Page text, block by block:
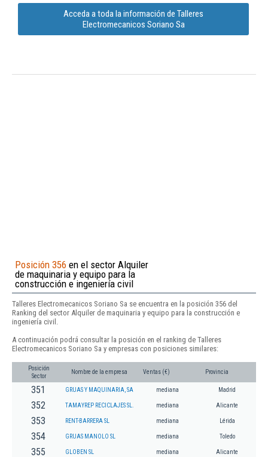
Acceda a toda la información de Talleres
Electromecanicos Soriano Sa
Posición 356 en el sector Alquiler
de maquinaria y equipo para la
construcción e ingeniería civil
Talleres Electromecanicos Soriano Sa se encuentra en la posición 356 del
Ranking del sector Alquiler de maquinaria y equipo para la construcción e
ingeniería civil.
A continuación podrá consultar la posición en el ranking de Talleres
Electromecanicos Soriano Sa y empresas con posiciones similares:
Posición
Sector
Nombre de la empresa Ventas (€) Provincia
351 GRUAS Y MAQUINARIA, SA mediana Madrid
352 TAMAYREP RECICLAJES SL. mediana Alicante
353 RENT-BARRERA SL mediana Lérida
354 GRUAS MANOLO SL mediana Toledo
355 GLOBEN SL mediana Alicante